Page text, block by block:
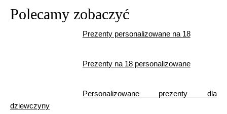
Polecamy zobaczyć
Prezenty personalizowane na 18
Prezenty na 18 personalizowane
Personalizowane prezenty dla
dziewczyny